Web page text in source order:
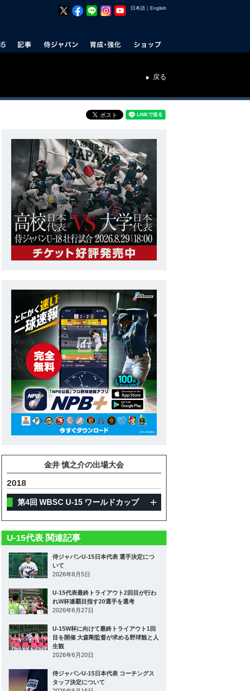
日本語 ｜ English
戻る
金井 慎之介の出場大会
2018
第4回 WBSC U-15 ワールドカップ
U-15代表 関連記事
侍ジャパンU-15日本代表 選手決定につ
いて
2026年8月5日
U-15代表最終トライアウト2回目が行わ
れW杯連覇目指す20選手を選考
2026年6月27日
U-15W杯に向けて最終トライアウト1回
目を開催 大森剛監督が求める野球観と人
生観
2026年6月20日
侍ジャパンU-15日本代表 コーチングス
タッフ決定について